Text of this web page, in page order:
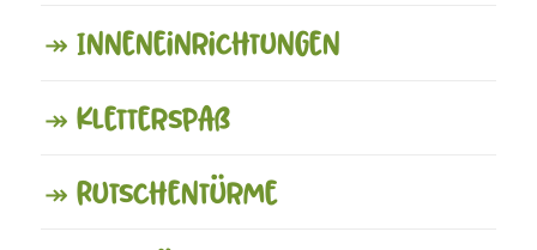
↠ Inneneinrichtungen
↠ Kletterspaß
↠ Rutschentürme